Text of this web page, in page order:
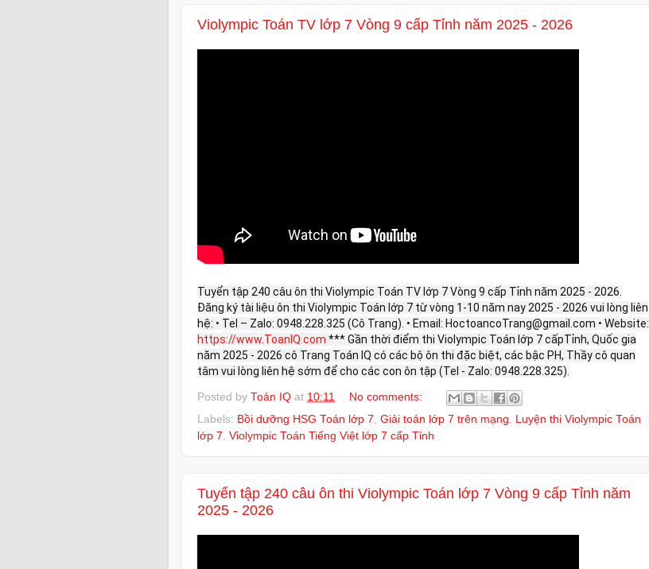
Violympic Toán TV lớp 7 Vòng 9 cấp Tỉnh năm 2025 - 2026
Tuyển tập 240 câu ôn thi Violympic Toán TV lớp 7 Vòng 9 cấp Tỉnh năm 2025 - 2026.
Đăng ký tài liệu ôn thi Violympic Toán lớp 7 từ vòng 1-10 năm nay 2025 - 2026 vui lòng liên
hệ: • Tel – Zalo: 0948.228.325 (Cô Trang). • Email: HoctoancoTrang@gmail.com • Website:
https://www.ToanIQ.com *** Gần thời điểm thi Violympic Toán lớp 7 cấpTỉnh, Quốc gia
năm 2025 - 2026 cô Trang Toán IQ có các bộ ôn thi đặc biệt, các bậc PH, Thầy cô quan
tâm vui lòng liên hệ sớm để cho các con ôn tập (Tel - Zalo: 0948.228.325).
Posted by Toán IQ at 10:11
No comments:
Labels: Bồi dưỡng HSG Toán lớp 7 Giải toán lớp 7 trên mạng
Luyện thi Violympic Toán
lớp 7 Violympic Toán Tiếng Việt lớp 7 cấp Tỉnh
Tuyển tập 240 câu ôn thi Violympic Toán lớp 7 Vòng 9 cấp Tỉnh năm
2025 - 2026